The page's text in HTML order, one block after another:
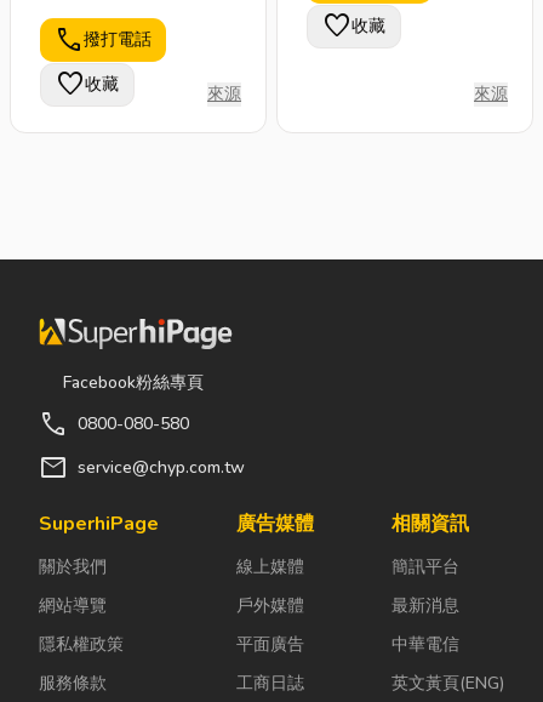
服務、高品質的產品。
call撥打電話
favorite收藏 來源
favorite收藏
來源
Facebook粉絲專頁
call 0800-080-580
mail service@chyp.com.tw
SuperhiPage
關於我們
網站導覽
隱私權政策
服務條款
廣告媒體
線上媒體
戶外媒體
平面廣告
工商日誌
相關資訊
簡訊平台
最新消息
中華電信
英文黃頁(ENG)